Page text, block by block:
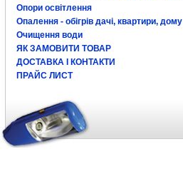
Опори освітлення
Опалення - обігрів дачі, квартири, дому
Очищення води
ЯК ЗАМОВИТИ ТОВАР
ДОСТАВКА І КОНТАКТИ
ПРАЙС ЛИСТ